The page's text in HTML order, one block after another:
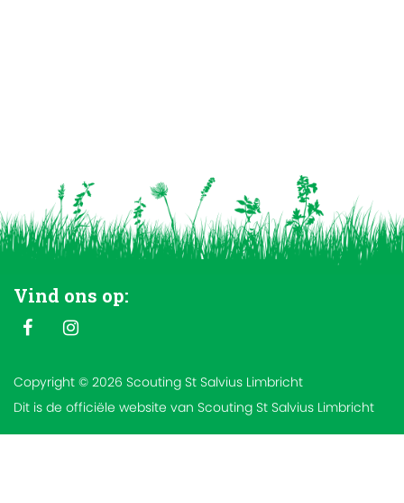
Vind ons op:
Copyright © 2026 Scouting St Salvius Limbricht
Dit is de officiële website van Scouting St Salvius Limbricht